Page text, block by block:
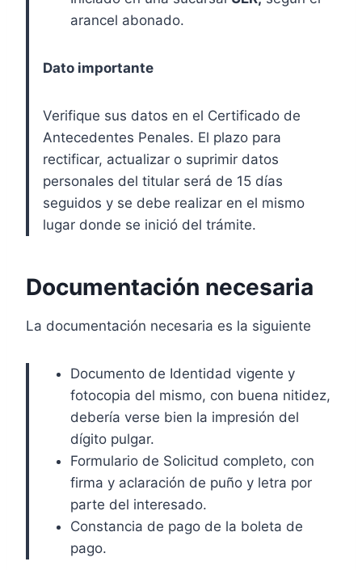
arancel abonado.
Dato importante
Verifique sus datos en el Certificado de
Antecedentes Penales. El plazo para
rectificar, actualizar o suprimir datos
personales del titular será de 15 días
seguidos y se debe realizar en el mismo
lugar donde se inició del trámite.
Documentación necesaria
La documentación necesaria es la siguiente
Documento de Identidad vigente y
fotocopia del mismo, con buena nitidez,
debería verse bien la impresión del
dígito pulgar.
Formulario de Solicitud completo, con
firma y aclaración de puño y letra por
parte del interesado.
Constancia de pago de la boleta de
pago.